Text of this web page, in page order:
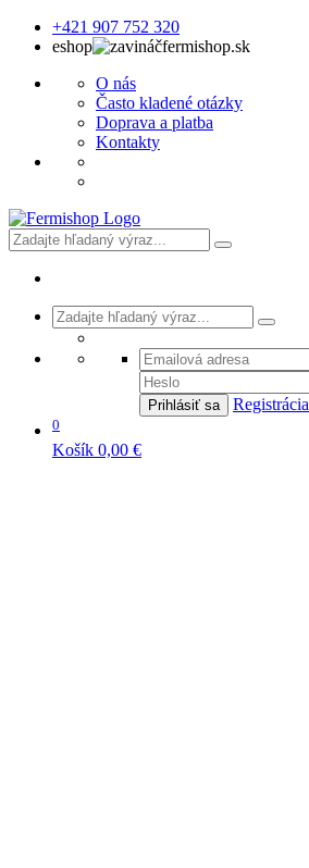
+421 907 752 320
eshop
fermishop.sk
O nás
Často kladené otázky
Doprava a platba
Kontakty
Prihlásiť sa Registrácia
0
Košík 0,00 €